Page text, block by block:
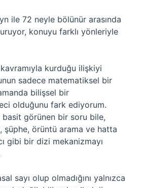
ile 72 neyle bölünür arasında
konuyu farklı yönleriyle
kurduğu ilişkiyi
sadece matematiksel bir
bilişsel bir
olduğunu fark ediyorum.
basit görünen bir soru bile,
şüphe, örüntü arama ve hatta
gibi bir dizi mekanizmayı
sayı olup olmadığını yalnızca